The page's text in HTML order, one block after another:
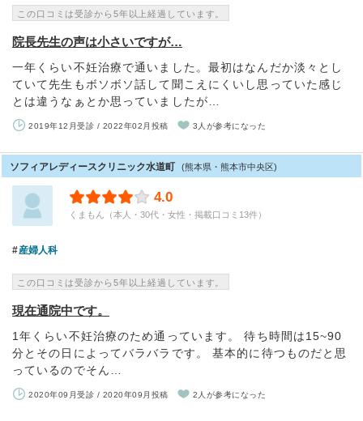
この口コミは受診から5年以上経過しています。
院長先生の声は小さいですが…
一年くらい不妊治療で通いました。最初はなんだか淡々とし
ていて先生もボソボソ話して聞こえにくいし思っていた感じ
とは違うなぁとか思っていましたが…
2019年12月受診 / 2022年02月投稿 3人が参考になった
ソフィアレディースクリニック水道町 (熊本県・熊本市中央区)
4.0
くまもん（本人・30代・女性・掲載口コミ13件）
産婦人科
この口コミは受診から5年以上経過しています。
現在通院中です。
1年くらい不妊治療のため通っています。 待ち時間は15~90
分とその日によってバラバラです。 基本的に待つものだと思
っているのでそん…
2020年09月受診 / 2020年09月投稿 2人が参考になった